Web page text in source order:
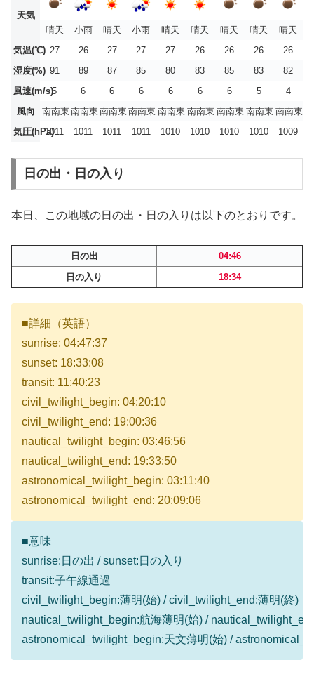
天気
晴天
小雨 晴天 小雨 晴天 晴天 晴天 晴天
晴天
気温(℃) 27 26 27 27 27 26 26 26
26
湿度(%) 91 89 87 85 80 83 85 83
82
風速(m/s)5 6 6 6 6 6 6 5
4
風向
南南東 南南東 南南東 南南東 南南東 南南東 南南東 南南東 南南東
気圧(hPa)1011 1011 1011 1011 1010 1010 1010 1010 1009
日の出・日の入り
本日、この地域の日の出・日の入りは以下のとおりです。
日の出
04:46
日の入り
18:34
■詳細（英語）
sunrise: 04:47:37
sunset: 18:33:08
transit: 11:40:23
civil_twilight_begin: 04:20:10
civil_twilight_end: 19:00:36
nautical_twilight_begin: 03:46:56
nautical_twilight_end: 19:33:50
astronomical_twilight_begin: 03:11:40
astronomical_twilight_end: 20:09:06
■意味
sunrise:日の出 / sunset:日の入り
transit:子午線通過
civil_twilight_begin:薄明(始) / civil_twilight_end:薄明(終)
nautical_twilight_begin:航海薄明(始) /
astronomical_twilight_begin:天文薄明(始) /